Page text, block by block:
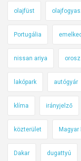
olajfüst
Portugália
nissan ariya
lakópark autógyár
klíma irányjelző
közterület Magyar
Dakar dugattyú